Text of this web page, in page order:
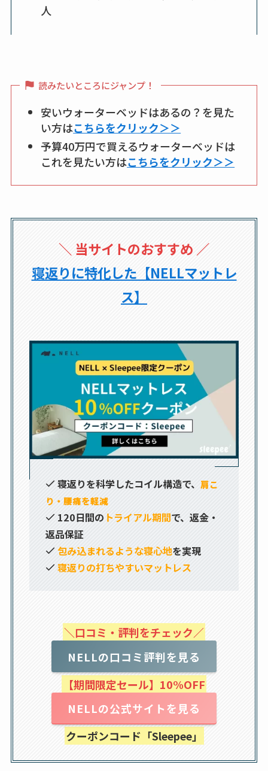
人
読みたいところにジャンプ！
安いウォーターベッドはあるの？を見た
い方はこちらをクリック＞＞
予算40万円で買えるウォーターベッドは
これを見たい方はこちらをクリック＞＞
＼ 当サイトのおすすめ ／
寝返りに特化した【NELLマットレ
ス】
寝返りを科学したコイル構造で、 肩こ
り・腰痛を軽減
120日間の トライアル期間で、返金・
返品保証
包み込まれるような寝心地を実現
寝返りの打ちやすいマットレス
＼口コミ・評判をチェック／
NELLの口コミ評判を見る
【期間限定セール】10%OFF
NELLの公式サイトを見る
クーポンコード「Sleepee」